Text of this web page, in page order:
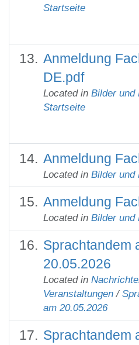
Startseite
Anmeldung
DE.pdf
Located in Bilder und
Startseite
Anmeldung
Located in Bilder und
Anmeldung
Located in Bilder und
Sprachtandem
20.05.2026
Located in
Veranstaltungen /
am 20.05.2026
Sprachtandem